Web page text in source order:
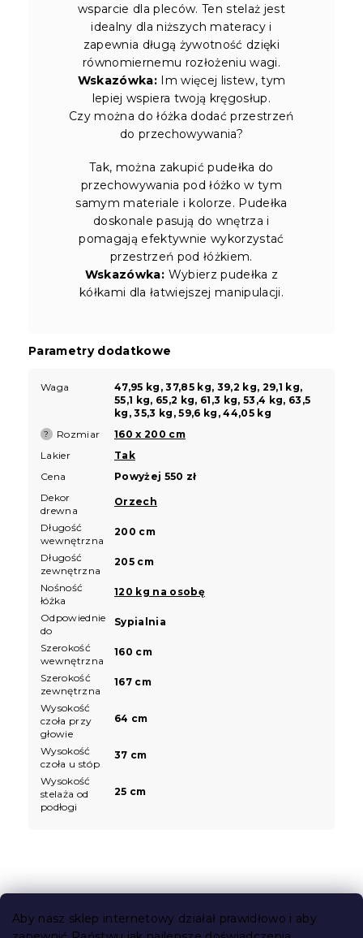
Aby nasz sklep internetowy działał prawidłowo i aby
wsparcie dla pleców. Ten stelaż jest
idealny dla niższych materacy i
zapewnia długą żywotność dzięki
równomiernemu rozłożeniu wagi.
Wskazówka: Im więcej listew, tym
lepiej wspiera twoją kręgosłup.
Czy można do łóżka dodać przestrzeń
do przechowywania?
Tak, można zakupić pudełka do
przechowywania pod łóżko w tym
samym materiale i kolorze. Pudełka
doskonale pasują do wnętrza i
pomagają efektywnie wykorzystać
przestrzeń pod łóżkiem.
Wskazówka: Wybierz pudełka z
kółkami dla łatwiejszej manipulacji.
Parametry dodatkowe
Waga
47,95 kg, 37,85 kg, 39,2 kg, 29,1 kg,
55,1 kg, 65,2 kg, 61,3 kg, 53,4 kg, 63,5
kg, 35,3 kg, 59,6 kg, 44,05 kg
? Rozmiar
160 x 200 cm
Lakier
Tak
Cena
Powyżej 550 zł
Dekor
drewna
Orzech
Długość
wewnętrzna
200 cm
Długość
zewnętrzna
205 cm
Nośność
łóżka
120 kg na osobę
Odpowiednie
do
Sypialnia
Szerokość
wewnętrzna
160 cm
Szerokość
zewnętrzna
167 cm
Wysokość
czoła przy
głowie
64 cm
Wysokość
czoła u stóp
37 cm
Wysokość
stelaża od
podłogi
25 cm
S